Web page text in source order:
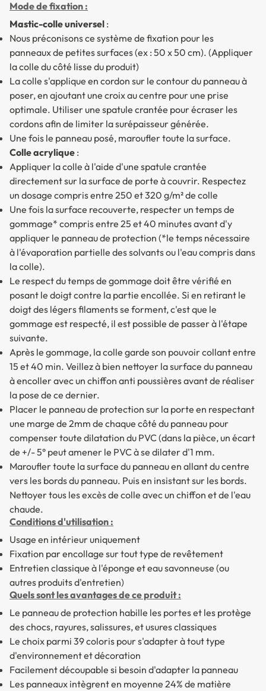
Mode de fixation :
Mastic-colle universel :
Nous préconisons ce système de fixation pour les
panneaux de petites surfaces (ex : 50 x 50 cm). (Appliquer
la colle du côté lisse du produit)
La colle s'applique en cordon sur le contour du panneau à
poser, en ajoutant une croix au centre pour une prise
optimale. Utiliser une spatule crantée pour écraser les
cordons afin de limiter la surépaisseur générée.
Une fois le panneau posé, maroufler toute la surface.
Colle acrylique :
Appliquer la colle à l'aide d'une spatule crantée
directement sur la surface de porte à couvrir. Respectez
un dosage compris entre 250 et 320 g/m² de colle
Une fois la surface recouverte, respecter un temps de
gommage* compris entre 25 et 40 minutes avant d'y
appliquer le panneau de protection (*le temps nécessaire
à l'évaporation partielle des solvants ou l'eau compris dans
la colle).
Le respect du temps de gommage doit être vérifié en
posant le doigt contre la partie encollée. Si en retirant le
doigt des légers filaments se forment, c'est que le
gommage est respecté, il est possible de passer à l'étape
suivante.
Après le gommage, la colle garde son pouvoir collant entre
15 et 40 min. Veillez à bien nettoyer la surface du panneau
à encoller avec un chiffon anti poussières avant de réaliser
la pose de ce dernier.
Placer le panneau de protection sur la porte en respectant
une marge de 2mm de chaque côté du panneau pour
compenser toute dilatation du PVC (dans la pièce, un écart
de +/- 5° peut amener le PVC à se dilater d'1 mm.
Maroufler toute la surface du panneau en allant du centre
vers les bords du panneau. Puis en insistant sur les bords.
Nettoyer tous les excès de colle avec un chiffon et de l'eau
chaude.
Conditions d'utilisation :
Usage en intérieur uniquement
Fixation par encollage sur tout type de revêtement
Entretien classique à l'éponge et eau savonneuse (ou
autres produits d'entretien)
Quels sont les avantages de ce produit :
Le panneau de protection habille les portes et les protège
des chocs, rayures, salissures, et usures classiques
Le choix parmi 39 coloris pour s'adapter à tout type
d'environnement et décoration
Facilement découpable si besoin d'adapter la panneau
Les panneaux intègrent en moyenne 24% de matière